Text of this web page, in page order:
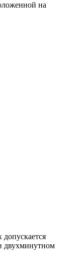
на
двухминутном